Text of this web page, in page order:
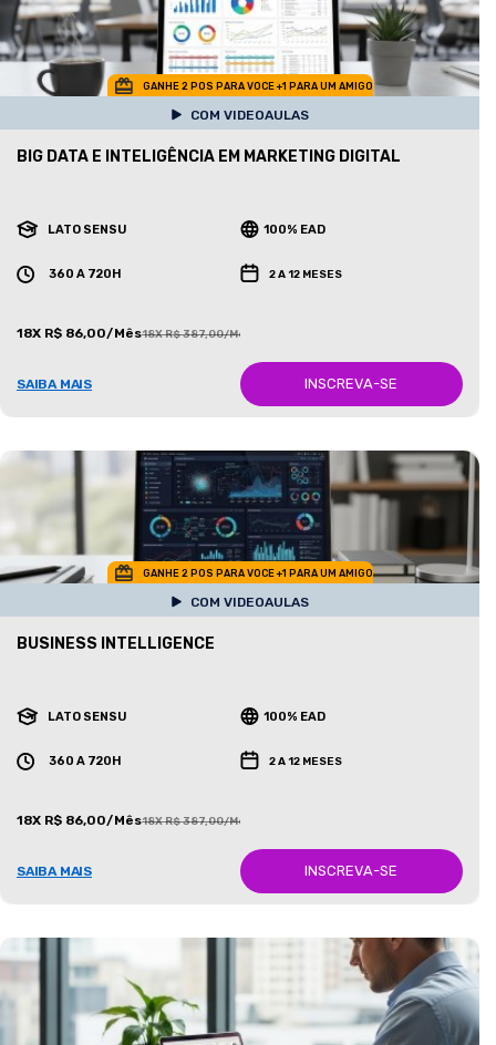
GANHE 2 POS PARA VOCE +1 PARA UM AMIGO
COM VIDEOAULAS
BIG DATA E INTELIGÊNCIA EM MARKETING DIGITAL
LATO SENSU 100% EAD
360 A 720H 2 A 12 MESES
18X R$ 86,00/Mês18X R$ 387,00/Mês
SAIBA MAIS INSCREVA-SE
GANHE 2 POS PARA VOCE +1 PARA UM AMIGO
COM VIDEOAULAS
BUSINESS INTELLIGENCE
LATO SENSU 100% EAD
360 A 720H 2 A 12 MESES
18X R$ 86,00/Mês18X R$ 387,00/Mês
SAIBA MAIS INSCREVA-SE